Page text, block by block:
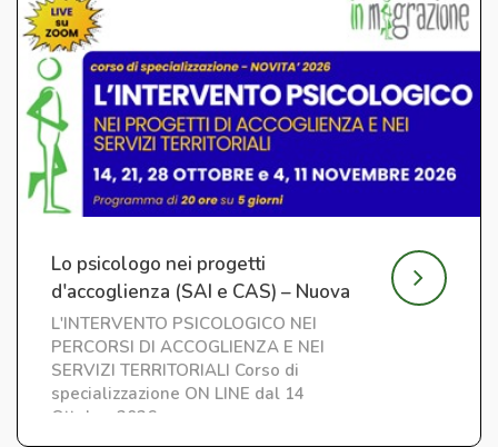
Lo psicologo nei progetti
d'accoglienza (SAI e CAS) – Nuova
edizione
L'INTERVENTO PSICOLOGICO NEI
PERCORSI DI ACCOGLIENZA E NEI
SERVIZI TERRITORIALI Corso di
specializzazione ON LINE dal 14
Ottobre 2026